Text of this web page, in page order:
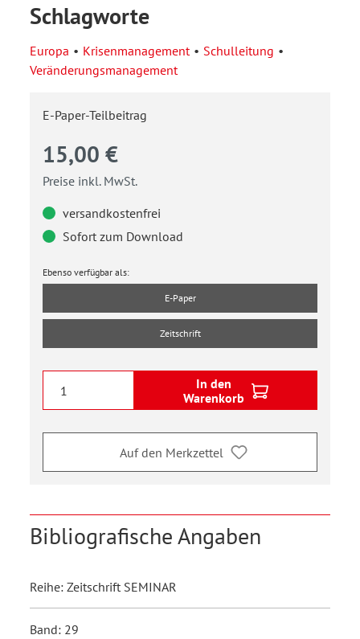
Schlagworte
Europa Krisenmanagement
Schulleitung
Veränderungsmanagement
E-Paper-Teilbeitrag
15,00 €
Preise inkl. MwSt.
versandkostenfrei
Sofort zum Download
Ebenso verfügbar als:
E-Paper
Zeitschrift
In den
Warenkorb
Auf den Merkzettel
Bibliografische Angaben
Reihe: Zeitschrift SEMINAR
Band: 29